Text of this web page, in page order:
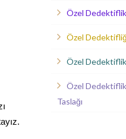
Özel Dedektiflik
Özel
Özel Dedektiflik
Özel
Taslağı